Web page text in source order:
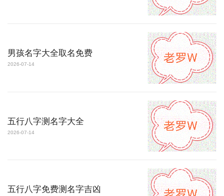
男孩名字大全取名免费
2026-07-14
五行八字测名字大全
2026-07-14
五行八字免费测名字吉凶